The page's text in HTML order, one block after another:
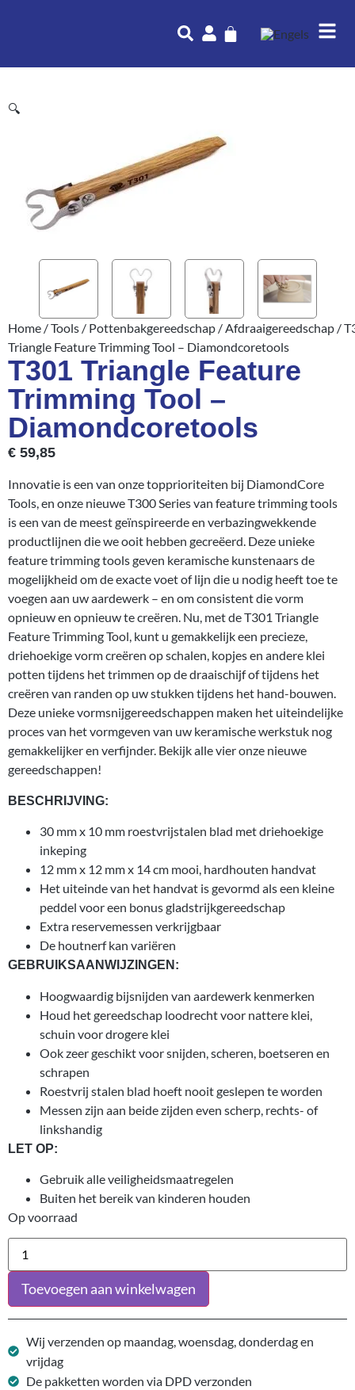
🔍
Home /Tools / Pottenbakgereedschap /Afdraaigereedschap /
Triangle Feature Trimming Tool – Diamondcoretools
T301 Triangle Feature
Trimming Tool –
Diamondcoretools
€ 59,85
Innovatie is een van onze topprioriteiten bij DiamondCore
Tools, en onze nieuwe T300 Series van feature trimming tools
is een van de meest geïnspireerde en verbazingwekkende
productlijnen die we ooit hebben gecreëerd. Deze unieke
feature trimming tools geven keramische kunstenaars de
mogelijkheid om de exacte voet of lijn die u nodig heeft toe te
voegen aan uw aardewerk – en om consistent die vorm
opnieuw en opnieuw te creëren. Nu, met de T301 Triangle
Feature Trimming Tool, kunt u gemakkelijk een precieze,
driehoekige vorm creëren op schalen, kopjes en andere klei
potten tijdens het trimmen op de draaischijf of tijdens het
creëren van randen op uw stukken tijdens het hand-bouwen.
Deze unieke vormsnijgereedschappen maken het uiteindelijke
proces van het vormgeven van uw keramische werkstuk nog
gemakkelijker en verfijnder. Bekijk alle vier onze nieuwe
gereedschappen!
BESCHRIJVING:
30 mm x 10 mm roestvrijstalen blad met driehoekige
inkeping
12 mm x 12 mm x 14 cm mooi, hardhouten handvat
Het uiteinde van het handvat is gevormd als een kleine
peddel voor een bonus gladstrijkgereedschap
Extra reservemessen verkrijgbaar
De houtnerf kan variëren
GEBRUIKSAANWIJZINGEN:
Hoogwaardig bijsnijden van aardewerk kenmerken
Houd het gereedschap loodrecht voor nattere klei,
schuin voor drogere klei
Ook zeer geschikt voor snijden, scheren, boetseren en
schrapen
Roestvrij stalen blad hoeft nooit geslepen te worden
Messen zijn aan beide zijden even scherp, rechts- of
linkshandig
LET OP:
Gebruik alle veiligheidsmaatregelen
Buiten het bereik van kinderen houden
Op voorraad
Toevoegen aan winkelwagen
Wij verzenden op maandag, woensdag, donderdag en
vrijdag
De pakketten worden via DPD verzonden